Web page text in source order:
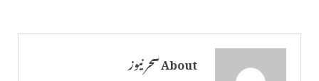
About سحر نیوز